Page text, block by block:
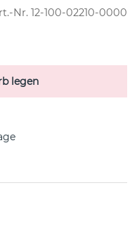
Nr. 12-100-02210-0000
legen